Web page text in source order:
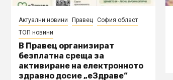
Актуални новини Правец София област
ТОП новини
В Правец организират
безплатна среща за
активиране на електронното
здравно досие „еЗдраве“